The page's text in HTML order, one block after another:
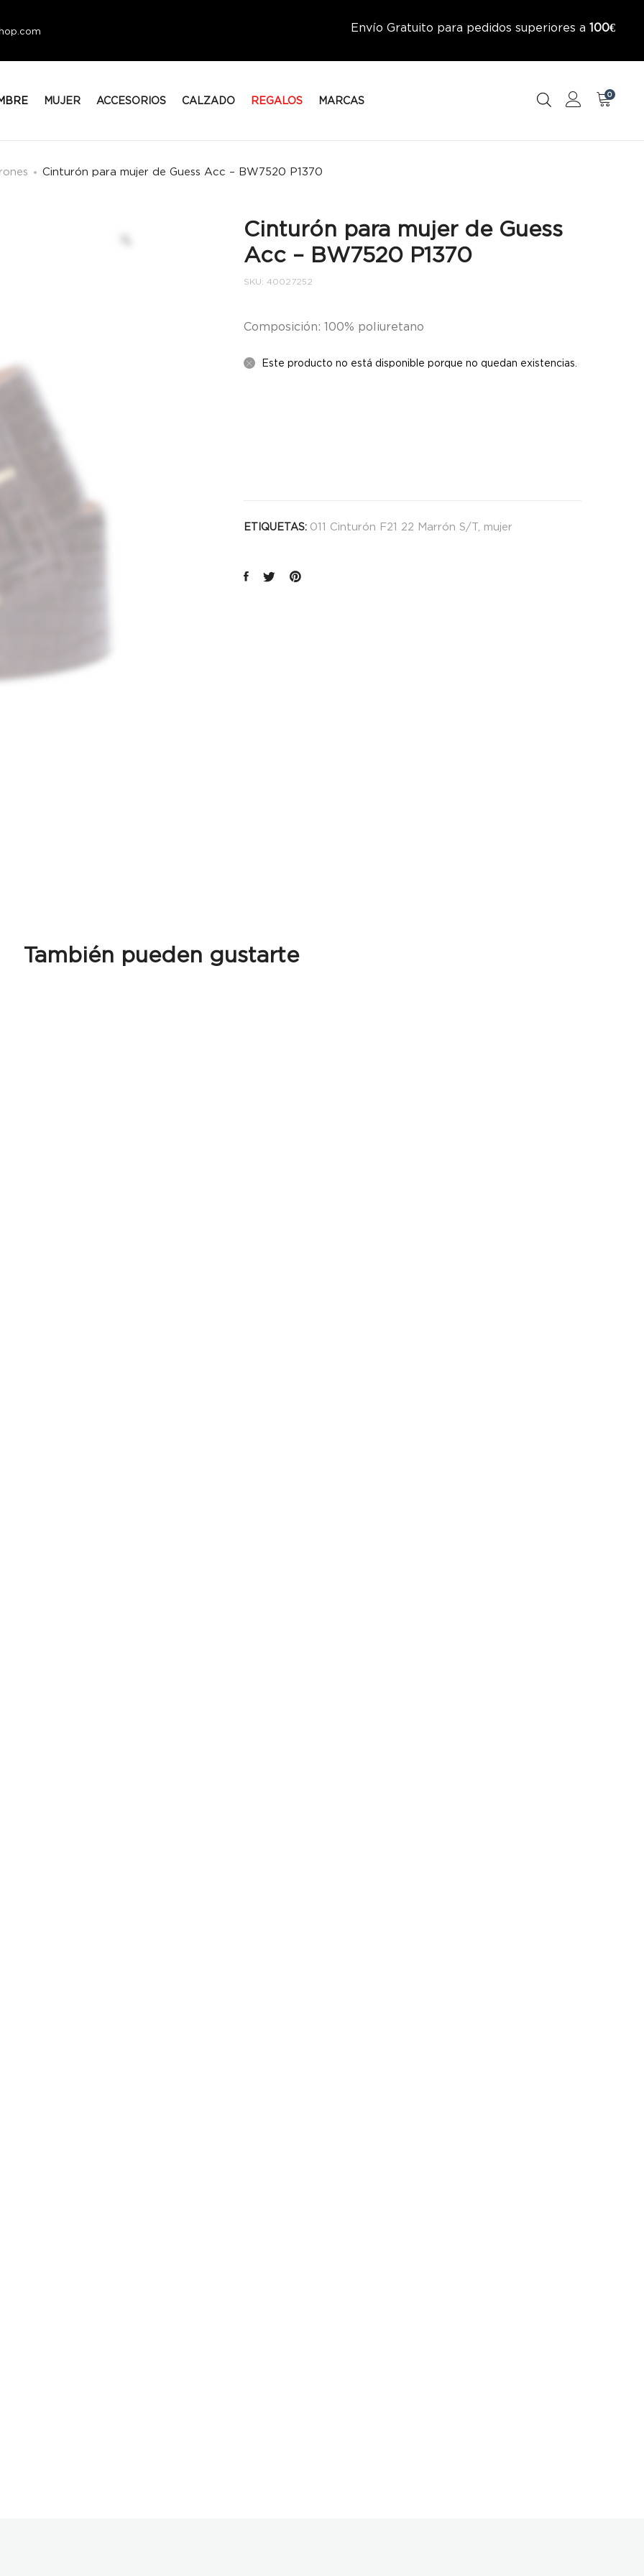
Envío Gratuito para pedidos superiores a 100€
MUJER ACCESORIOS CALZADO REGALOS MARCAS
0
Cinturón para mujer de Guess Acc – BW7520 P1370
Cinturón para mujer de Guess
Acc – BW7520 P1370
SKU: 40027252
Composición: 100% poliuretano
Este producto no está disponible porque no quedan existencias.
ETIQUETAS: 011 Cinturón F21 22 Marrón S/T mujer
También pueden gustarte